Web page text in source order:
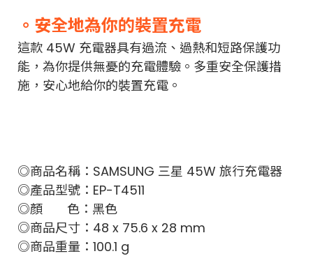
。安全地為你的裝置充電
這款 45W 充電器具有過流、過熱和短路保護功
能，為你提供無憂的充電體驗。多重安全保護措
施，安心地給你的裝置充電。
◎商品名稱：SAMSUNG 三星 45W 旅行充電器
◎產品型號：EP-T4511
◎顏 色：黑色
◎商品尺寸：48 x 75.6 x 28 mm
◎商品重量：100.1 g